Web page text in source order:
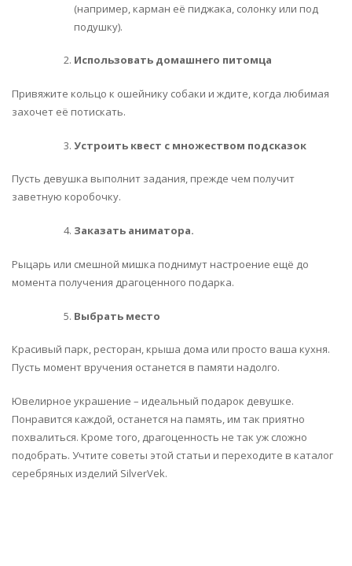
(например, карман её пиджака, солонку или под
подушку).
Использовать домашнего питомца
Привяжите кольцо к ошейнику собаки и ждите, когда любимая
захочет её потискать.
Устроить квест с множеством подсказок
Пусть девушка выполнит задания, прежде чем получит
заветную коробочку.
Заказать аниматора.
Рыцарь или смешной мишка поднимут настроение ещё до
момента получения драгоценного подарка.
Выбрать место
Красивый парк, ресторан, крыша дома или просто ваша кухня.
Пусть момент вручения останется в памяти надолго.
Ювелирное украшение – идеальный подарок девушке.
Понравится каждой, останется на память, им так приятно
похвалиться. Кроме того, драгоценность не так уж сложно
подобрать. Учтите советы этой статьи и переходите в каталог
серебряных изделий SilverVek.